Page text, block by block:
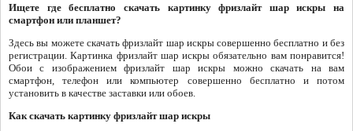
Ищете где бесплатно скачать картинку фризлайт шар искры на
смартфон или планшет?
Здесь вы можете скачать фризлайт шар искры совершенно бесплатно и без
регистрации. Картинка фризлайт шар искры обязательно вам понравится!
Обои с изображением фризлайт шар искры можно скачать на вам
смартфон, телефон или компьютер совершенно бесплатно и потом
установить в качестве заставки или обоев.
Как скачать картинку фризлайт шар искры